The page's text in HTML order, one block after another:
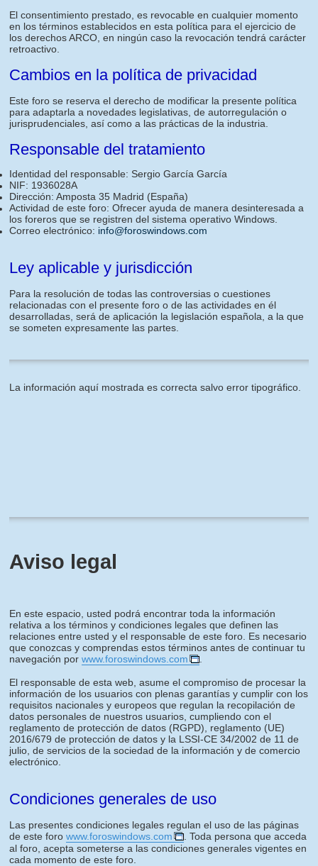
El consentimiento prestado, es revocable en cualquier momento
en los términos establecidos en esta política para el ejercicio de
los derechos ARCO, en ningún caso la revocación tendrá carácter
retroactivo.
Cambios en la política de privacidad
Este foro se reserva el derecho de modificar la presente política
para adaptarla a novedades legislativas, de autorregulación o
jurisprudenciales, así como a las prácticas de la industria.
Responsable del tratamiento
Identidad del responsable: Sergio García García
NIF: 1936028A
Dirección: Amposta 35 Madrid (España)
Actividad de este foro: Ofrecer ayuda de manera desinteresada a
los foreros que se registren del sistema operativo Windows.
Correo electrónico: info@foroswindows.com
Ley aplicable y jurisdicción
Para la resolución de todas las controversias o cuestiones
relacionadas con el presente foro o de las actividades en él
desarrolladas, será de aplicación la legislación española, a la que
se someten expresamente las partes.
La información aquí mostrada es correcta salvo error tipográfico.
Aviso legal
En este espacio, usted podrá encontrar toda la información
relativa a los términos y condiciones legales que definen las
relaciones entre usted y el responsable de este foro. Es necesario
que conozcas y comprendas estos términos antes de continuar tu
navegación por www.foroswindows.com
El responsable de esta web, asume el compromiso de procesar la
información de los usuarios con plenas garantías y cumplir con los
requisitos nacionales y europeos que regulan la recopilación de
datos personales de nuestros usuarios, cumpliendo con el
reglamento de protección de datos (RGPD), reglamento (UE)
2016/679 de protección de datos y la LSSI-CE 34/2002 de 11 de
julio, de servicios de la sociedad de la información y de comercio
electrónico.
Condiciones generales de uso
Las presentes condiciones legales regulan el uso de las páginas
de este foro www.foroswindows.com
. Toda persona que acceda
al foro, acepta someterse a las condiciones generales vigentes en
cada momento de este foro.